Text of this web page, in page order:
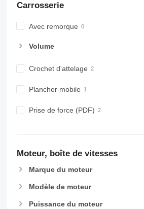
Carrosserie
Avec remorque
Volume
Crochet d'attelage
Plancher mobile
Prise de force (PDF)
Moteur, boîte de vitesses
Marque du moteur
Modèle de moteur
Puissance du moteur